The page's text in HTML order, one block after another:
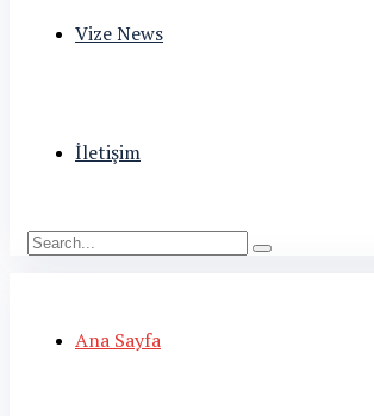
Vize News
İletişim
Ana Sayfa